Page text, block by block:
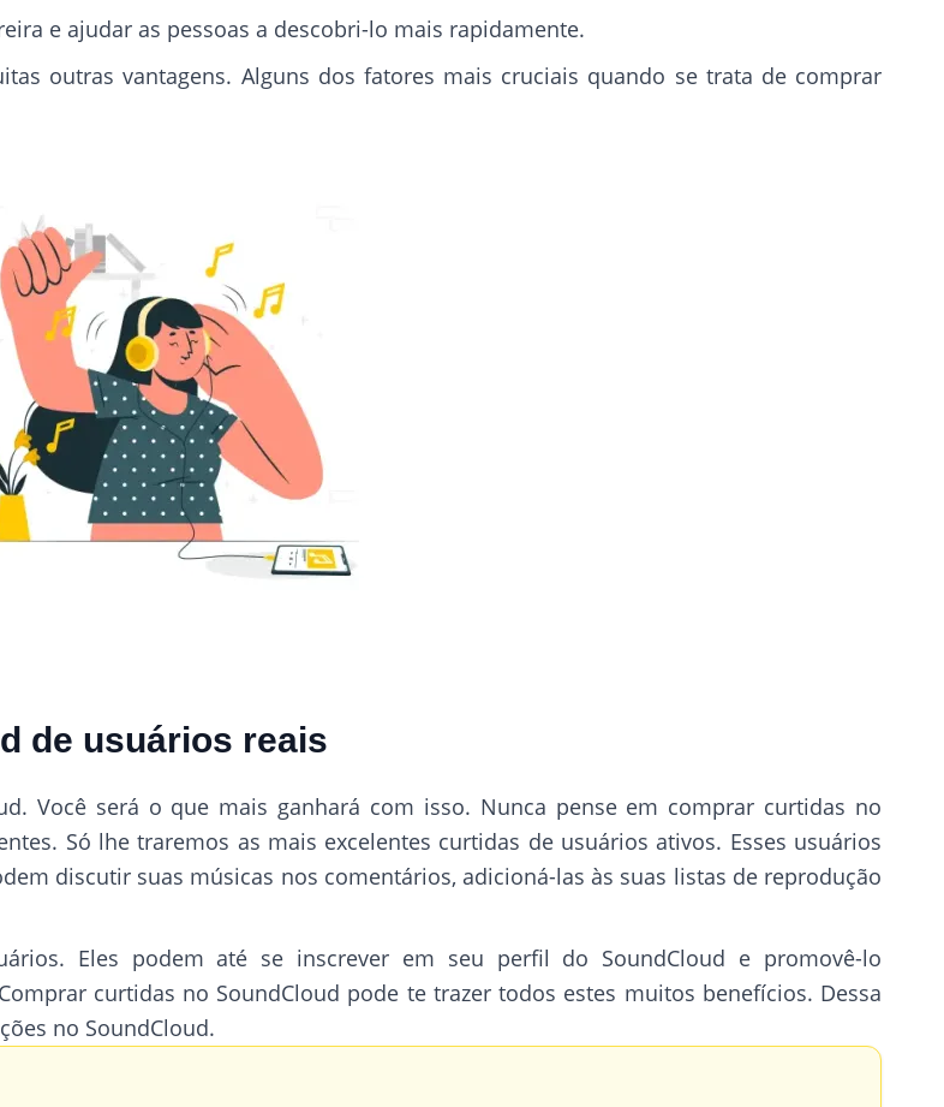
e ajudar as pessoas a descobri-lo mais rapidamente.
outras vantagens. Alguns dos fatores mais cruciais quando se trata de comprar
de usuários reais
Você será o que mais ganhará com isso. Nunca pense em comprar curtidas no
Só lhe traremos as mais excelentes curtidas de usuários ativos. Esses usuários
discutir suas músicas nos comentários, adicioná-las às suas listas de reprodução
Eles podem até se inscrever em seu perfil do SoundCloud e promovê-lo
curtidas no SoundCloud pode te trazer todos estes muitos benefícios. Dessa
no SoundCloud.